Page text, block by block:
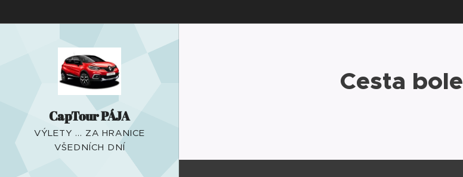
CapTour PÁJA
VÝLETY ... ZA HRANICE
VŠEDNÍCH DNÍ
Cesta